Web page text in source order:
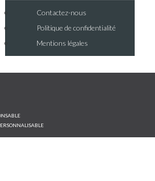
Contactez-nous
Politique de confidentialité
Mentions légales